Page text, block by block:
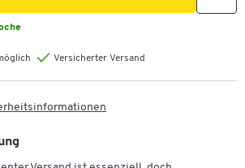
Versicherter Versand